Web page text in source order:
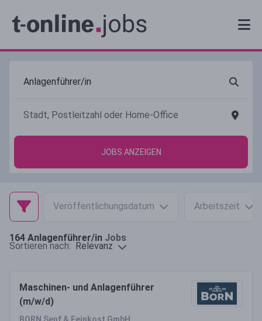
JOBS ANZEIGEN
Veröffentlichungsdatum Arbeitszeit
164 Anlagenführer/in Jobs
Sortieren nach: Relevanz
Maschinen- und Anlagenführer
(m/w/d)